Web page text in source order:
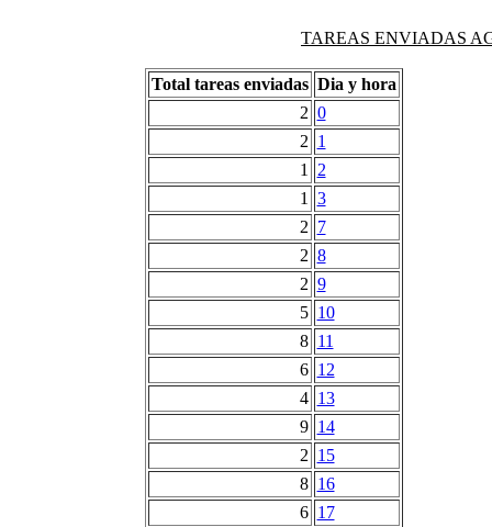
TAREAS ENVIADAS
Total tareas enviadas Dia y hora
2 0
2 1
1
2
1
3
2 7
2 8
2 9
5 10
8 11
6 12
4 13
9 14
2 15
8 16
6 17